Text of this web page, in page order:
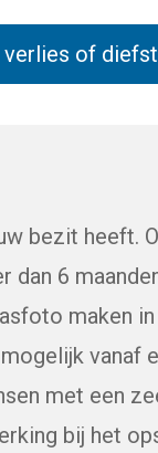
verlies of
naar een
bezit heeft.
dan 6
maken
vanaf
met een
bij het